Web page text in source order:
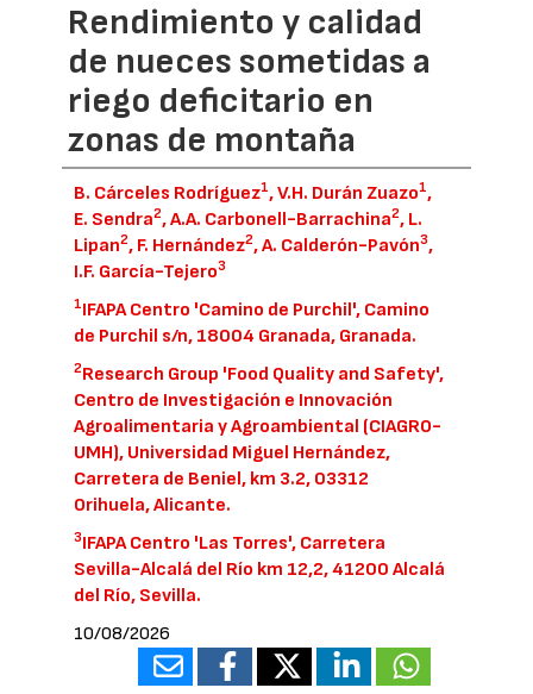
Rendimiento y calidad
de nueces sometidas a
riego deficitario en
zonas de montaña
B. Cárceles Rodríguez1, V.H. Durán Zuazo1,
E. Sendra2, A.A. Carbonell-Barrachina2, L.
Lipan2, F. Hernández2, A. Calderón-Pavón3,
I.F. García-Tejero3
1IFAPA Centro 'Camino de Purchil', Camino
de Purchil s/n, 18004 Granada, Granada.
2Research Group 'Food Quality and Safety',
Centro de Investigación e Innovación
Agroalimentaria y Agroambiental (CIAGRO-
UMH), Universidad Miguel Hernández,
Carretera de Beniel, km 3.2, 03312
Orihuela, Alicante.
3IFAPA Centro 'Las Torres', Carretera
Sevilla-Alcalá del Río km 12,2, 41200 Alcalá
del Río, Sevilla.
10/08/2026